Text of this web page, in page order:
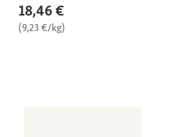
18,46 €
(9,23 €/kg)